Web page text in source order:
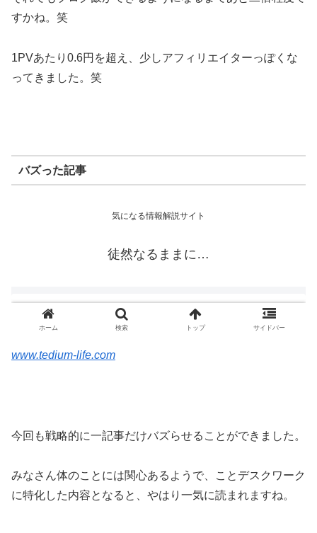
すかね。笑
1PVあたり0.6円を超え、少しアフィリエイターっぽくな
ってきました。笑
バズった記事
www.tedium-life.com
今回も戦略的に一記事だけバズらせることができました。
みなさん体のことには関心あるようで、ことデスクワーク
に特化した内容となると、やはり一気に読まれますね。